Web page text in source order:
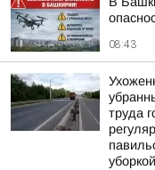
08:43
труда